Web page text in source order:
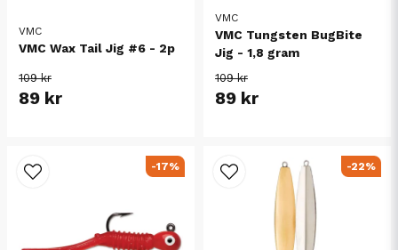
VMC
VMC Wax Tail Jig #6 - 2p
109 kr
89 kr
VMC
VMC Tungsten BugBite
Jig - 1,8 gram
109 kr
89 kr
-17% -22%